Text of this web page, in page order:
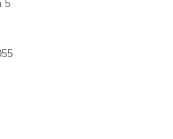
5